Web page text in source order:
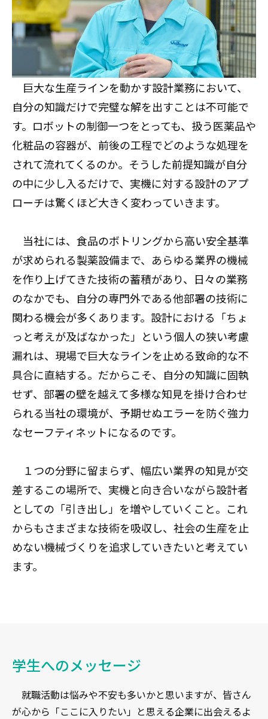
巨大な生産ラインを動かす設計業務において、
自分の知識だけで完璧な解を出すことは不可能で
す。ロボットの制御一つをとっても、扱う医薬品や
化粧品の容器が、前後の工程でどのような処理を
されて流れてくるのか。そうした前提知識が自分
の中に少し入るだけで、実機に対する設計のアプ
ローチは驚くほど大きく変わっていきます。
当社には、食品のボトリングから高い安全基準
が求められる製薬設備まで、あらゆる業界の機械
を作り上げてきた技術の蓄積があり、日々の業務
のなかでも、自分の専門外である他部署の技術に
関わる機会が多くあります。設計における「ちょ
っと考えが及ばなかった」という個人の狭い考慮
漏れは、現場で巨大なラインを止める致命的な不
具合に直結する。だからこそ、自分の知識に固執
せず、部署の壁を越えて多様な知見を掛け合わせ
られる当社の環境が、予期せぬエラーを防ぐ強力
なセーフティネットになるのです。
１つの分野に留まらず、幅広い業界の知見が交
差するこの場所で、実機と向き合いながら設計者
としての「引き出し」を増やしていくこと。これ
からもさまざまな技術を吸収し、社会の生産を止
めない機械づくりを追求していきたいと考えてい
ます。
学生へのメッセージ
就職活動は悩みや不安も多いかと思いますが、皆さん
が心から「ここに入りたい」と思える企業に出会えるよ